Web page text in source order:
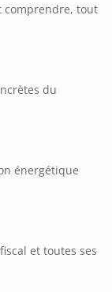
méthodes de
client" peut
manières.
conflits, acquérir
améliorer la
de l'équipe, ou
peut être un
comprendre, tout
du
énergétique
et toutes ses